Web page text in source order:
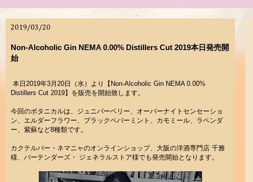
2019/03/20
Non-Alcoholic Gin NEMA 0.00% Distillers Cut 2019本日発売開
始
本日2019年3月20日（水）より【Non-Alcoholic Gin NEMA 0.00%
Distillers Cut 2019】を販売を開始致します。
今回のボタニカルは、ジュニパーベリー、オーバーナイトセンセーショ
ン、エルダーフラワー、ブラックペパーミント、カモミール、ラベンダ
ー、紫蘇など8種類です。
カクテルバー・ネマニャのオンラインショップ、大阪の洋酒専門店 千雅
様、バーテンダーズ・ ジェネラルストア様でも発売開始となります。